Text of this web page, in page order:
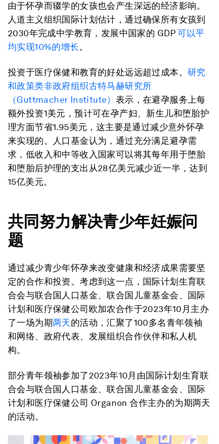
由于怀孕而辍学的女孩也会产生深远的经济影响。
人道主义组织国际计划估计，通过确保所有女孩到
2030年完成中学教育，发展中国家的 GDP可以平
均实现10%的增长。
投资于医疗保健和教育的好处远远超过成本。 研究
和政策类非政府组织古特马赫研究所
（Guttmacher Institute） 表示，在避孕服务上每
额外投资1美元，预计可在孕产妇、新生儿和堕胎护
理方面节省1.95美元，这主要是通过减少意外怀孕
来实现的。人口基金认为，通过充分满足避孕需
求，低收入和中等收入国家可以将其每年用于堕胎
和堕胎后护理的支出从28亿美元减少近一半，达到
15亿美元。
共同努力解决青少年妊娠问
题
通过减少青少年怀孕来改变健康和经济成果需要坚
定的合作和投资。考虑到这一点，国际计划生育联
合会与联合国人口基金、联合国儿童基金会、国际
计划和医疗保健公司欧加农合作于2023年10月主办
了一场为期两天的活动，汇聚了100多名青年领袖
和网络、政府代表、发展组织合作伙伴和私人机
构。
部分青年领袖参加了2023年10月由国际计划生育联
合会与联合国人口基金、联合国儿童基金会、国际
计划和医疗保健公司 Organon 合作主办的为期两天
的活动。